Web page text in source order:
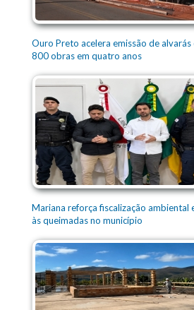
Ouro Preto acelera emissão de
800 obras em quatro anos
Mariana reforça fiscalização ambiental
às queimadas no município